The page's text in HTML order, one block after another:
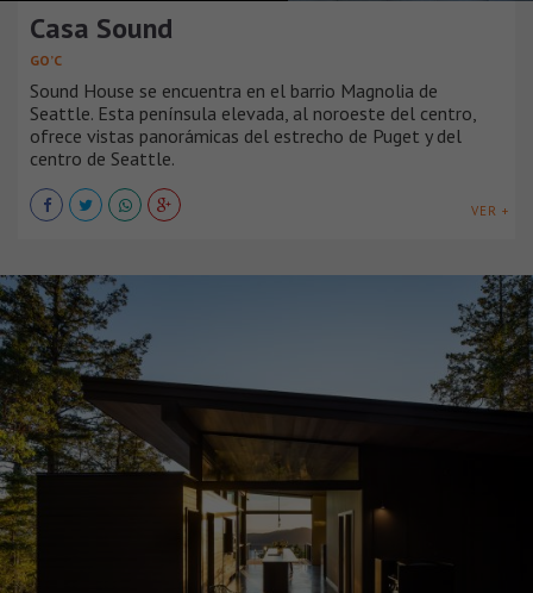
Casa Sound
GO’C
Sound House se encuentra en el barrio Magnolia de
Seattle. Esta península elevada, al noroeste del centro,
ofrece vistas panorámicas del estrecho de Puget y del
centro de Seattle.
VER +